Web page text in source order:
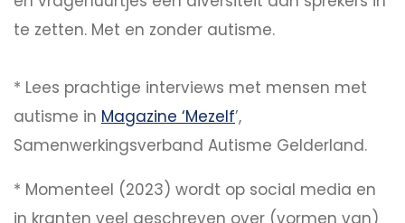
te zetten. Met en zonder autisme.
* Lees prachtige interviews met mensen met
autisme in Magazine ‘Mezelf’,
Samenwerkingsverband Autisme Gelderland.
* Momenteel (2023) wordt op social media en